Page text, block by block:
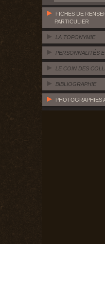
FICHES DE
PARTICULIER
LA TOPONYMIE
PERSONNALITÉS
LE COIN DES
BIBLIOGRAPHIE
PHOTOGRAPHIES